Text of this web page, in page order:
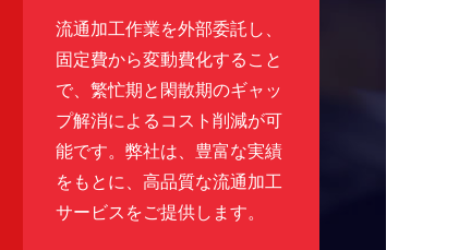
流通加工作業を外部委託し、
固定費から変動費化すること
で、繁忙期と閑散期のギャッ
プ解消によるコスト削減が可
能です。弊社は、豊富な実績
をもとに、高品質な流通加工
サービスをご提供します。